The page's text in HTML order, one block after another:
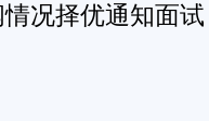
择优通知面试